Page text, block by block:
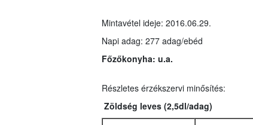
Mintavétel ideje: 2016.06.29.
Napi adag: 277 adag/ebéd
Főzőkonyha: u.a.
Részletes érzékszervi minősítés:
Zöldség leves(2,5dl/adag)